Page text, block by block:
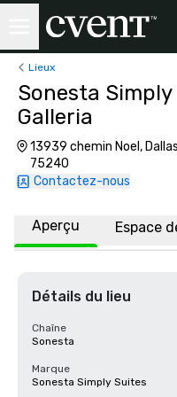
Lieux
Sonesta
Galleria
13939 chemin Noel,
75240
Contactez-nous
Aperçu Espace
Détails du lieu
Chaîne
Sonesta
Marque
Sonesta Simply Suites